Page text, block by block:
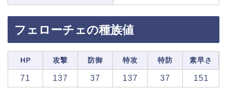
フェローチェの種族値
HP 攻撃 防御 特攻 特防 素早さ
71 137 37 137 37 151